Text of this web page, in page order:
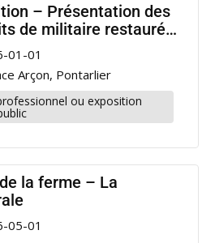
– Présentation des
de militaire restaurés
01-01
Arçon, Pontarlier
ou exposition
la ferme – La
05-01